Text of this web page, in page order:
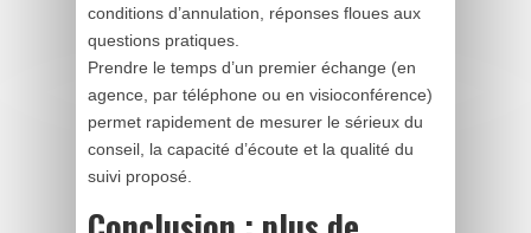
conditions d’annulation, réponses floues aux
questions pratiques.
Prendre le temps d’un premier échange (en
agence, par téléphone ou en visioconférence)
permet rapidement de mesurer le sérieux du
conseil, la capacité d’écoute et la qualité du
suivi proposé.